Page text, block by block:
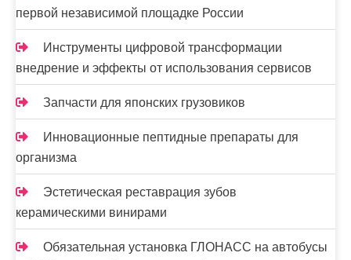
первой независимой площадке России
Инструменты цифровой трансформации
внедрение и эффекты от использования сервисов
Запчасти для японских грузовиков
Инновационные пептидные препараты для
организма
Эстетическая реставрация зубов
керамическими винирами
Обязательная установка ГЛОНАСС на автобусы